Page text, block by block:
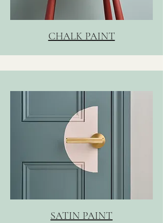
CHALK PAINT
SATIN PAINT